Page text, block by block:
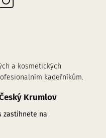
a kosmetických
kadeřníkům.
Krumlov
zastihnete na